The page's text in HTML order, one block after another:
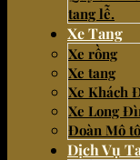
tang lễ.
Xe Tang
Xe rồng
Xe tang
Xe Khách
Xe Long
Đoàn Mô
Dịch Vụ